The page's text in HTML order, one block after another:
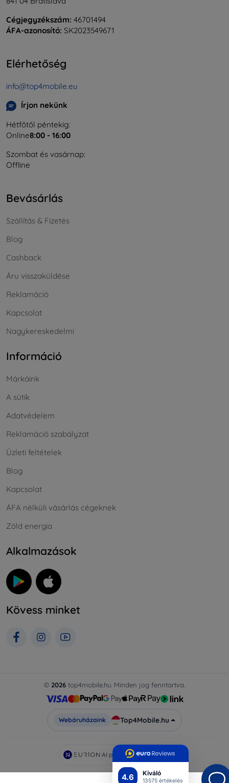
4.6 Kiváló
13575 értékelés
Cégjegyzékszám: 46701494
ÁFA-azonosító: SK2023549671
Elérhetőség
info@top4mobile.eu
Írjon nekünk
Hétfőtől péntekig:
Online8:00 - 16:00
Szombat és vasárnap:
Offline
Bevásárlás
Szállítás & Fizetés
Blog
Cashback
Áru visszaküldése
Reklamáció
Kapcsolat
Nagykereskedelmi
Információ
Márkáink
A sütik
Adatvédelem
Reklamáció szabályzat
Üzleti feltételek
Blog
Kapcsolat
ÁFA nélküli vásárlás cégeknek
Zöld energia
Alkalmazások
Kövess minket
© 2026 top4mobile.hu. Minden jog fenntartva.
Webáruházaink Top4Mobile.hu
AI powered byEurion